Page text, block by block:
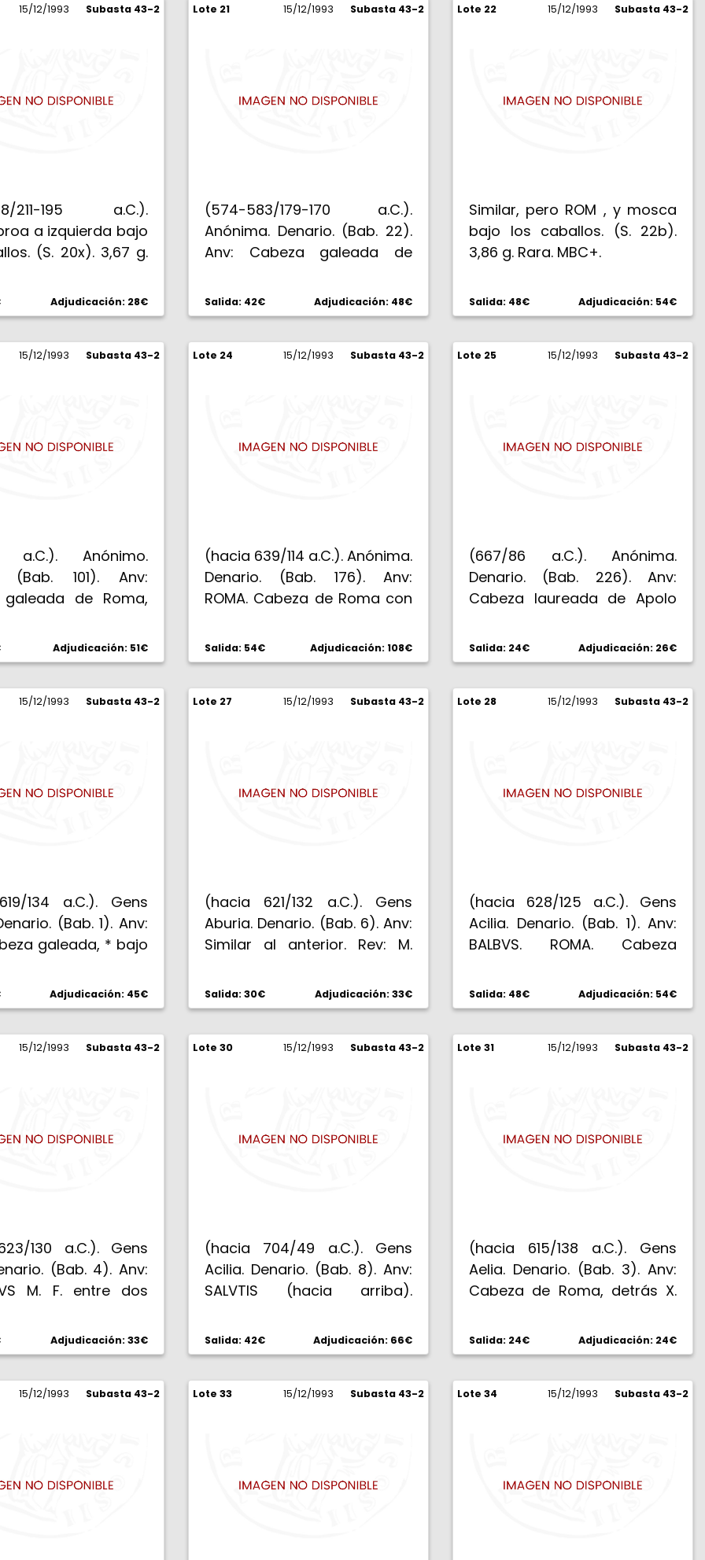
15/12/1993 Subasta 43-2
211-195 a.C.).
a izquierda bajo
(S. 20x). 3,67 g.
Adjudicación: 28€
Lote 21 15/12/1993 Subasta 43-2
(574-583/179-170 a.C.).
Anónima. Denario. (Bab. 22).
Anv: Cabeza galeada de
cartela, Diana en biga al
galope, con el creciente en la
frente, gamba bajo los
caballos. 2,86 g. Escasa.
Salida: 42€ Adjudicación: 48€
Lote 22 15/12/1993 Subasta 43-2
Similar, pero ROM , y mosca
bajo los caballos. (S. 22b).
3,86 g. Rara. MBC+.
Salida: 48€ Adjudicación: 54€
15/12/1993 Subasta 43-2
a.C.). Anónimo.
(Bab. 101). Anv:
galeada de Roma,
biga de ciervos al
creciente bajo las
3,70 g.
Adjudicación: 51€
Lote 24 15/12/1993 Subasta 43-2
(hacia 639/114 a.C.). Anónima.
Denario. (Bab. 176). Anv:
ROMA. Cabeza de Roma con
crinera, detrás X. Rev: Roma
con cetro sentada sobre
escudos ante la loba que
amamanta a Rómulo y
Salida: 54€ Adjudicación: 108€
Lote 25 15/12/1993 Subasta 43-2
(667/86 a.C.). Anónima.
Denario. (Bab. 226). Anv:
Cabeza laureada de Apolo
de cospel). Rev: Júpiter en
cuadriga al galope. Variante
con las manos de los
caballos paralelas. 4,01 g.
Salida: 24€ Adjudicación: 26€
15/12/1993 Subasta 43-2
134 a.C.). Gens
(Bab. 1). Anv:
galeada, * bajo
Marte con trofeo,
en cuadriga
3,88 g. EBC.
Adjudicación: 45€
Lote 27 15/12/1993 Subasta 43-2
(hacia 621/132 a.C.). Gens
Aburia. Denario. (Bab. 6). Anv:
Similar al anterior. Rev: M.
blandiendo látigo en
cuadriga al galope. 3,82 g.
EBC-/MBC+.
Salida: 30€ Adjudicación: 33€
Lote 28 15/12/1993 Subasta 43-2
(hacia 628/125 a.C.). Gens
Acilia. Denario. (Bab. 1). Anv:
BALBVS. ROMA. Cabeza
mentón, todo en láurea. Rev:
MN. ACILI. Júpiter lanzando
rayo y portando cetro, en
cuadriga al galope
Salida: 48€ Adjudicación: 54€
15/12/1993 Subasta 43-2
130 a.C.). Gens
(Bab. 4). Anv:
M. F. entre dos
galeada de
*. Rev: ROMA.
con maza y trofeo,
al paso. 3,82 g.
Adjudicación: 33€
Lote 30 15/12/1993 Subasta 43-2
(hacia 704/49 a.C.). Gens
Acilia. Denario. (Bab. 8). Anv:
SALVTIS (hacia arriba).
Rev: MN. ACILIVS III VIR. VALETV.
La Salud en pie a izquierda.
3,87 g. EBC-.
Salida: 42€ Adjudicación: 66€
Lote 31 15/12/1993 Subasta 43-2
(hacia 615/138 a.C.). Gens
Aelia. Denario. (Bab. 3). Anv:
Cabeza de Roma, detrás X.
Dióscuros cabalgando con
lanza. 3,83 g. MBC-.
Salida: 24€ Adjudicación: 24€
15/12/1993 Subasta 43-2 Lote 33 15/12/1993 Subasta 43-2 Lote 34 15/12/1993 Subasta 43-2